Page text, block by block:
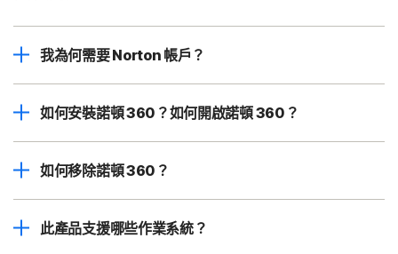
我為何需要 Norton 帳戶？
如何安裝諾頓 360？如何開啟諾頓 360？
如何移除諾頓 360？
此產品支援哪些作業系統？